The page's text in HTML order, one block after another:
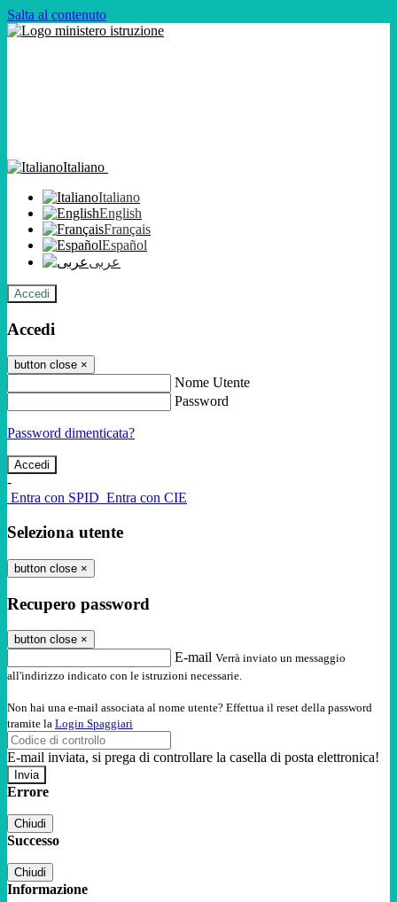
Salta al contenuto
Italiano
Italiano
English
Français
Español
عربى
Accedi
Accedi
button close ×
Nome Utente
Password
Password dimenticata?
-
Entra con SPID Entra con CIE
Seleziona utente
button close ×
Recupero password
button close ×
E-mail Verrà inviato un messaggio
all'indirizzo indicato con le istruzioni necessarie.
Non hai una e-mail associata al nome utente? Effettua il reset della password
tramite la Login Spaggiari
E-mail inviata, si prega di controllare la casella di posta elettronica!
Errore
Chiudi
Successo
Chiudi
Informazione